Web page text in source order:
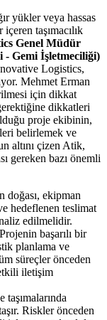
yükler veya hassas
taşımacılık
Genel Müdür
- Gemi İşletmeciliği)
Logistics,
Mehmet Erman
için dikkat
dikkatleri
proje ekibinin,
belirlemek ve
altını çizen Atik,
gereken bazı önemli
doğası, ekipman
hedeflenen teslimat
edilmelidir.
Projenin başarılı bir
planlama ve
süreçler önceden
iletişim
taşımalarında
Riskler önceden